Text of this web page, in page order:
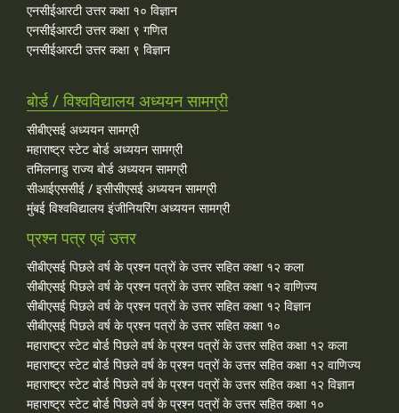
एनसीईआरटी उत्तर कक्षा १० विज्ञान
एनसीईआरटी उत्तर कक्षा ९ गणित
एनसीईआरटी उत्तर कक्षा ९ विज्ञान
बोर्ड / विश्वविद्यालय अध्ययन सामग्री
सीबीएसई अध्ययन सामग्री
महाराष्ट्र स्टेट बोर्ड अध्ययन सामग्री
तमिलनाडु राज्य बोर्ड अध्ययन सामग्री
सीआईएससीई / इसीसीएसई अध्ययन सामग्री
मुंबई विश्वविद्यालय इंजीनियरिंग अध्ययन सामग्री
प्रश्न पत्र एवं उत्तर
सीबीएसई पिछले वर्ष के प्रश्न पत्रों के उत्तर सहित कक्षा १२ कला
सीबीएसई पिछले वर्ष के प्रश्न पत्रों के उत्तर सहित कक्षा १२ वाणिज्य
सीबीएसई पिछले वर्ष के प्रश्न पत्रों के उत्तर सहित कक्षा १२ विज्ञान
सीबीएसई पिछले वर्ष के प्रश्न पत्रों के उत्तर सहित कक्षा १०
महाराष्ट्र स्टेट बोर्ड पिछले वर्ष के प्रश्न पत्रों के उत्तर सहित कक्षा १२ कला
महाराष्ट्र स्टेट बोर्ड पिछले वर्ष के प्रश्न पत्रों के उत्तर सहित कक्षा १२ वाणिज्य
महाराष्ट्र स्टेट बोर्ड पिछले वर्ष के प्रश्न पत्रों के उत्तर सहित कक्षा १२ विज्ञान
महाराष्ट्र स्टेट बोर्ड पिछले वर्ष के प्रश्न पत्रों के उत्तर सहित कक्षा १०